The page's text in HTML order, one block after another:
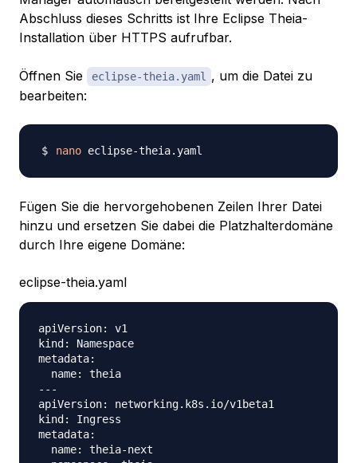
Abschluss dieses Schritts ist Ihre Eclipse Theia-
Installation über HTTPS aufrufbar.
Öffnen Sie eclipse-theia.yaml
, um die Datei zu
bearbeiten:
nano
Fügen Sie die hervorgehobenen Zeilen Ihrer Datei
hinzu und ersetzen Sie dabei die Platzhalterdomäne
durch Ihre eigene Domäne:
eclipse-theia.yaml
apiVersion: v1
kind: Namespace
metadata:
  name: theia
---
apiVersion: networking.k8s.io/v1beta1
kind: Ingress
metadata:
  name: theia-next